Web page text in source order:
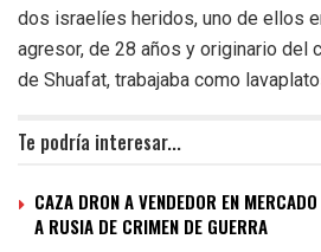
dos israelíes heridos, uno de ellos
agresor, de 28 años y originario del
de Shuafat, trabajaba como
Te podría interesar...
CAZA DRON A VENDEDOR EN
A RUSIA DE CRIMEN DE GUERRA